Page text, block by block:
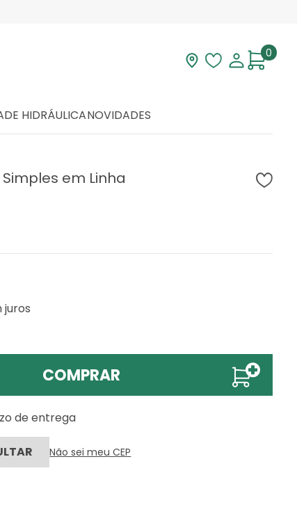
Visite nossa loja
Lista deMinha
0
HIDRÁULICANOVIDADES
em Linha
juros
COMPRAR
de entrega
Não sei meu CEP